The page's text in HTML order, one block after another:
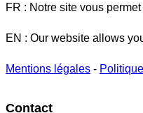
FR : Notre site vous
EN : Our website allows
Mentions légales -
Contact